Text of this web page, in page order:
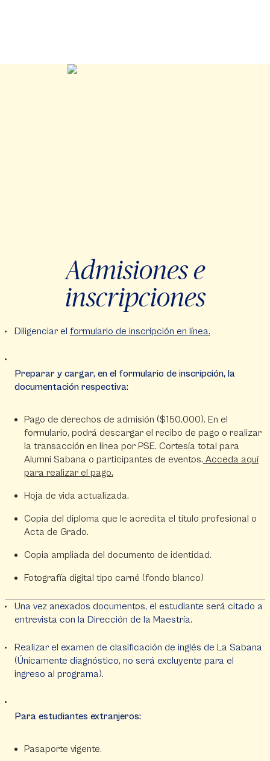
Admisiones e
inscripciones
Diligenciar el formulario de inscripción en línea.
Preparar y cargar, en el formulario de inscripción, la
documentación respectiva:
Pago de derechos de admisión ($150.000). En el
formulario, podrá descargar el recibo de pago o realizar
la transacción en línea por PSE. Cortesía total para
Alumni Sabana o participantes de eventos. Acceda aquí
para realizar el pago.
Hoja de vida actualizada.
Copia del diploma que le acredita el título profesional o
Acta de Grado.
Copia ampliada del documento de identidad.
Fotografía digital tipo carné (fondo blanco)
Una vez anexados documentos, el estudiante será citado a
entrevista con la Dirección de la Maestría.
Realizar el examen de clasificación de inglés de La Sabana
(Únicamente diagnóstico, no será excluyente para el
ingreso al programa).
Para estudiantes extranjeros:
Pasaporte vigente.